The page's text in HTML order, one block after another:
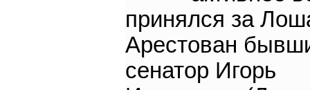
принялся за
Арестован
сенатор Игорь